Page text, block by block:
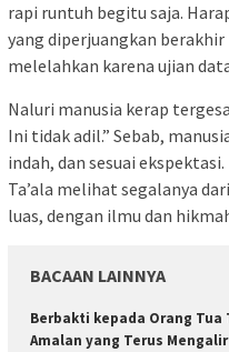
rapi runtuh begitu saja.
yang diperjuangkan
melelahkan karena ujian
Naluri manusia kerap
Ini tidak adil.” Sebab,
indah, dan sesuai
Ta’ala melihat segalanya
luas, dengan ilmu dan
BACAAN LAINNYA
Berbakti kepada Orang
Amalan yang Terus